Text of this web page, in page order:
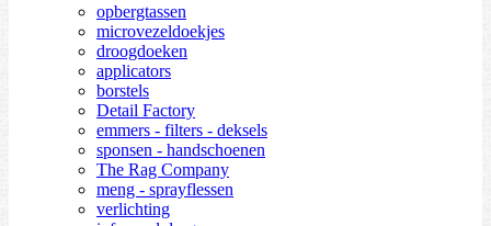
opbergtassen
microvezeldoekjes
droogdoeken
applicators
borstels
Detail Factory
emmers - filters - deksels
sponsen - handschoenen
The Rag Company
meng - sprayflessen
verlichting